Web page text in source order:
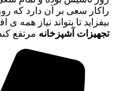
راکار سعی بر آن دارد که
بیفزاید تا بتواند نیاز همه ی
تجهیزات آشپزخانه مرتفع